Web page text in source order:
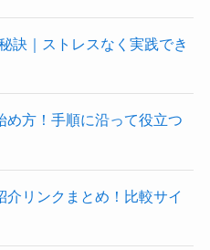
訣｜ストレスなく実践でき
め方！手順に沿って役立つ
介リンクまとめ！比較サイ